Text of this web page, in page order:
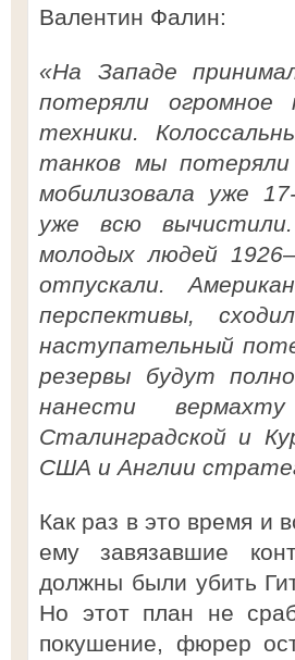
Валентин Фалин:
«На Западе
потеряли огромное
техники.
танков мы
мобилизовала уже
уже всю
молодых людей
отпускали.
перспективы,
наступательный
резервы будут
нанести
Сталинградской и
США и Англии
Как раз в это время и
ему завязавшие
должны были убить
Но этот план не
покушение, фюрер